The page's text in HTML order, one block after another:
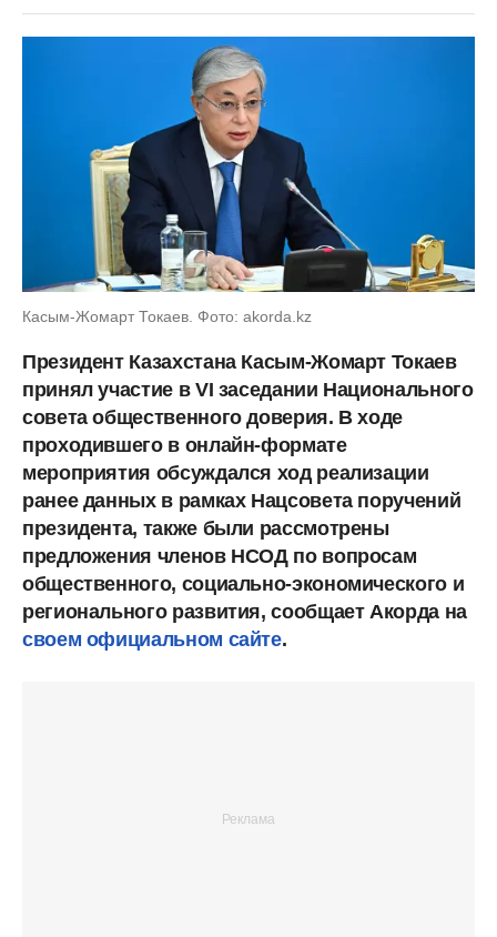
Касым-Жомарт Токаев. Фото: akorda.kz
Президент Казахстана Касым-Жомарт Токаев
принял участие в VI заседании Национального
совета общественного доверия. В ходе
проходившего в онлайн-формате
мероприятия обсуждался ход реализации
ранее данных в рамках Нацсовета поручений
президента, также были рассмотрены
предложения членов НСОД по вопросам
общественного, социально-экономического и
регионального развития, сообщает Акорда на
своем официальном сайте.